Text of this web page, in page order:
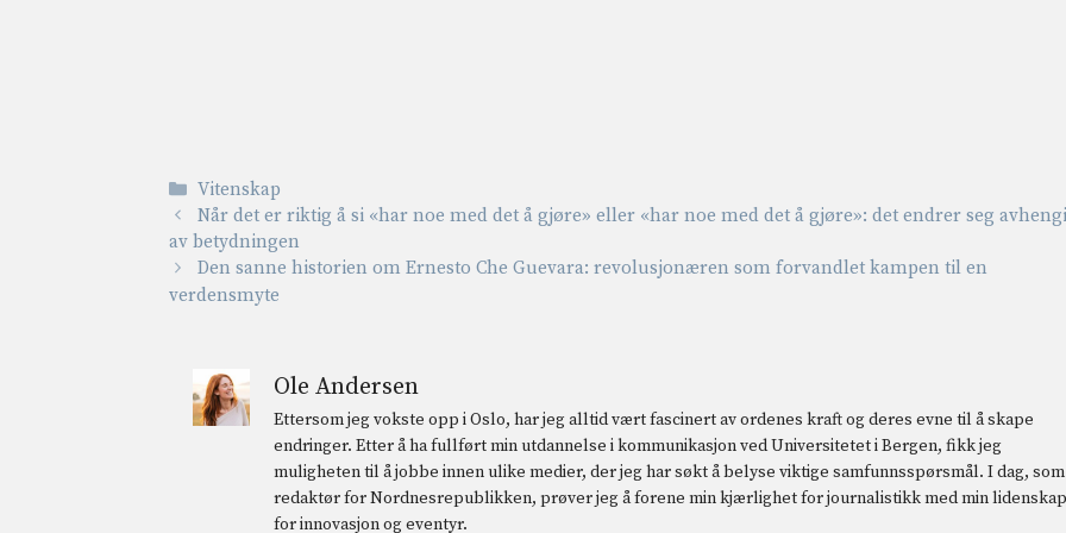
Kategorier
Vitenskap
Når det er riktig å si «har noe med det å gjøre» eller «har noe med det å gjøre»: det endrer seg
av betydningen
Den sanne historien om Ernesto Che Guevara: revolusjonæren som forvandlet kampen til en
verdensmyte
Ole Andersen
Ettersom jeg vokste opp i Oslo, har jeg alltid vært fascinert av ordenes kraft og deres evne til å skape
endringer. Etter å ha fullført min utdannelse i kommunikasjon ved Universitetet i Bergen, fikk jeg
muligheten til å jobbe innen ulike medier, der jeg har søkt å belyse viktige samfunnsspørsmål. I dag, som
redaktør for Nordnesrepublikken, prøver jeg å forene min kjærlighet for journalistikk med min lidenskap
for innovasjon og eventyr.